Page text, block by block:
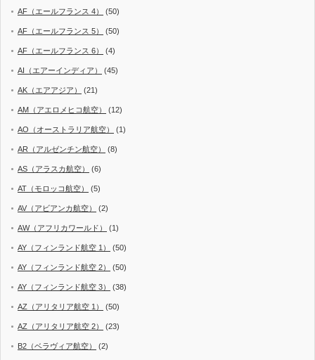
AF（エールフランス 4） (50)
AF（エールフランス 5） (50)
AF（エールフランス 6） (4)
AI（エアーインディア） (45)
AK（エアアジア） (21)
AM（アエロメヒコ航空） (12)
AO（オーストラリア航空） (1)
AR（アルゼンチン航空） (8)
AS（アラスカ航空） (6)
AT（モロッコ航空） (5)
AV（アビアンカ航空） (2)
AW（アフリカワールド） (1)
AY（フィンランド航空 1） (50)
AY（フィンランド航空 2） (50)
AY（フィンランド航空 3） (38)
AZ（アリタリア航空 1） (50)
AZ（アリタリア航空 2） (23)
B2（ベラヴィア航空） (2)